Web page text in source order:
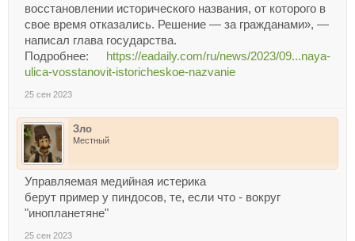
восстановлении исторического названия, от которого в
свое время отказались. Решение — за гражданами», —
написал глава государства.
Подробнее:
https://eadaily.com/ru/news/2023/09...naya-
ulica-vosstanovit-istoricheskoe-nazvanie
25 сен 2023
Зло
Местный
Управляемая медийная истерика
берут пример у пиндосов, те, если что - вокруг
"инопланетяне"
25 сен 2023